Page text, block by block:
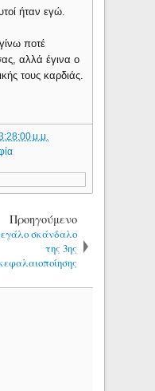
ήταν εγώ.
ποτέ
αλλά έγινα ο
τους καρδιάς.
μ.μ.
Προηγούμενο
σκάνδαλο
της 3ης